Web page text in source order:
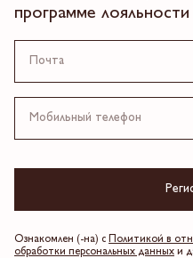
программе лояльности
Ознакомлен (-на) с
Политикой в
обработки персональных данных и
7 990.00 ₽ 9990.00 20%
4 платежа по 1,997.5 ₽
Красный